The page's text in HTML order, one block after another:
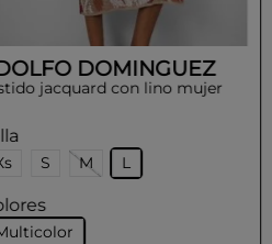
DOMINGUEZ
jacquard con lino mujer
S M L